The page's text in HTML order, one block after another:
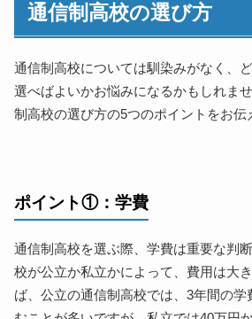
通信制高校の選び方
通信制高校については馴染みがなく、
選べばよいかお悩みになるかもしれま
制高校の選び方の5つのポイントをお伝
ポイント①：学費
通信制高校を選ぶ際、学費は重要な判
校が公立か私立かによって、費用は大
ば、公立の通信制高校では、3年間の学